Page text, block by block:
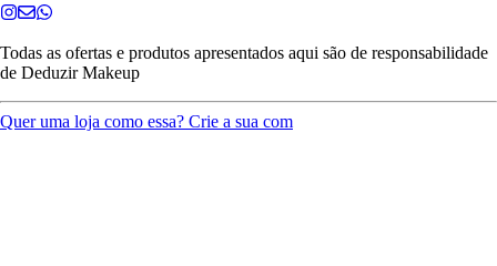
Todas as ofertas e produtos apresentados aqui são de responsabilidade
de Deduzir Makeup
Quer uma loja como essa? Crie a sua com